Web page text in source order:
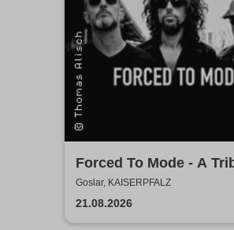
Forced To Mode - A
To Depeche Mode
Goslar, KAISERPFALZ
21.08.2026